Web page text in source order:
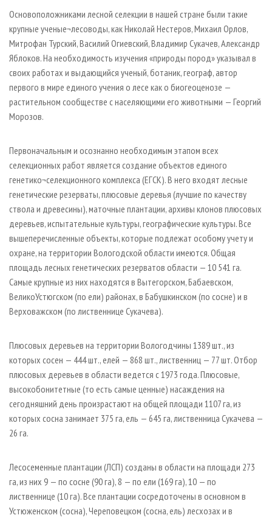
Основоположниками лесной селекции в нашей стране были такие
крупные ученые¬лесоводы, как Николай Нестеров, Михаил Орлов,
Митрофан Турский, Василий Огиевский, Владимир Сукачев, Александр
Яблоков. На необходимость изучения «природы пород» указывал в
своих работах и выдающийся ученый, ботаник, географ, автор
первого в мире единого учения о лесе как о биогеоценозе —
растительном сообществе с населяющими его животными — Георгий
Морозов.
Первоначальным и осознанно необходимым этапом всех
селекционных работ является создание объектов единого
генетико¬селекционного комплекса (ЕГСК). В него входят лесные
генетические резерваты, плюсовые деревья (лучшие по качеству
ствола и древесины), маточные плантации, архивы клонов плюсовых
деревьев, испытательные культуры, географические культуры. Все
вышеперечисленные объекты, которые подлежат особому учету и
охране, на территории Вологодской области имеются. Общая
площадь лесных генетических резерватов области — 10 541 га.
Самые крупные из них находятся в Вытегорском, Бабаевском,
Велико­Устюгском (по ели) районах, в Бабушкинском (по сосне) и в
Верховажском (по лиственнице Сукачева).
Плюсовых деревьев на территории Вологодчины 1389 шт., из
которых сосен — 444 шт., елей — 868 шт., лиственниц — 77 шт. Отбор
плюсовых деревьев в области ведется с 1973 года. Плюсовые,
высокобонитетные (то есть самые ценные) насаждения на
сегодняшний день произрастают на общей площади 1107 га, из
которых сосна занимает 375 га, ель — 645 га, лиственница Сукачева —
26 га.
Лесосеменные плантации (ЛСП) созданы в области на площади 273
га, из них 9 — по сосне (90 га), 8 — по ели (169 га), 10 — по
лиственнице (10 га). Все плантации сосредоточены в основном в
Устюженском (сосна), Череповецком (сосна, ель) лесхозах и в